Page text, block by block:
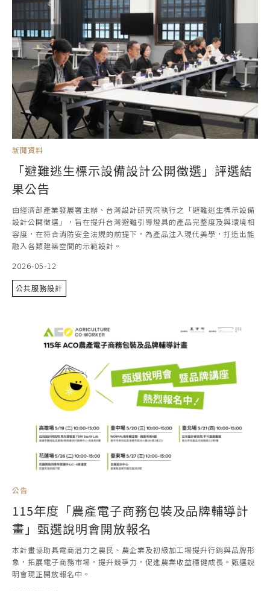
新聞資料
「避難逃生標示設備設計公開徵選」評選結
果公告
由經濟部產業發展署主辦、台灣設計研究院執行之「避難逃生標示設備
設計公開徵選」，旨在提升台灣避難引導燈具的產品完整度及與環境相
容度，在符合消防安全法規的前提下，為產品注入現代美學，打造出能
融入各類建築空間的示範設計。
2026-05-12
公共服務設計
公告
115年度「農產電子商務包裝及品牌輔導計
畫」甄選說明會開放報名
本計畫協助具電商潛力之農民、農企業及初級加工場提升行銷與品牌形
象，拓展電子商務市場，提升競爭力，促進農業收益穩健成長。甄選說
明會現正開放報名中。